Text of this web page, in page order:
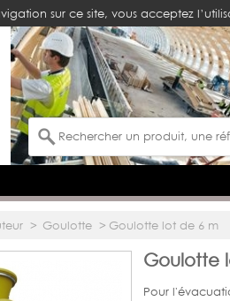
sur ce site, vous acceptez
> Goulotte > Goulotte lot de 6 m
Goulotte
Pour